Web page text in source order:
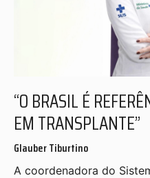
“O BRASIL É
EM TRANSPLANTE”
Glauber Tiburtino
A coordenadora do